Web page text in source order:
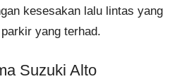
kesesakan lalu lintas yang
yang terhad.
Suzuki Alto